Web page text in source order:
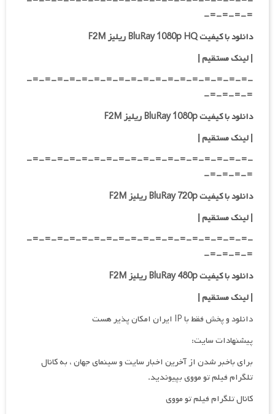
=-=-=-=-
دانلود با کیفیت BluRay 1080p HQ ریلیز F2M
|لینک مستقیم|
-=-=-=-=-=-=-=-=-=-=-=-=-=-=-=-=-=-=-
=-=-=-=-
دانلود با کیفیت BluRay 1080p ریلیز F2M
|لینک مستقیم|
-=-=-=-=-=-=-=-=-=-=-=-=-=-=-=-=-=-=-
=-=-=-=-
دانلود با کیفیت BluRay 720p ریلیز F2M
| لینک مستقیم|
-=-=-=-=-=-=-=-=-=-=-=-=-=-=-=-=-=-=-
=-=-=-=-
دانلود با کیفیت BluRay 480p ریلیز F2M
| لینک مستقیم|
دانلود و پخش فقط با IP ایران امکان پذیر هست
پیشنهادات سایت:
برای باخبر شدن از آخرین اخبار سایت و سینمای جهان ، به کانال
تلگرام فیلم تو مووی بپیوندید.
کانال تلگرام فیلم تو مووی